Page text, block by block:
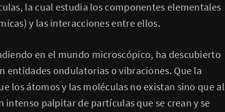
la cual estudia los componentes elementales
y las interacciones entre ellos.
en el mundo microscópico, ha descubierto
entidades ondulatorias o vibraciones. Que la
los átomos y las moléculas no existan sino que al
intenso palpitar de partículas que se crean y se